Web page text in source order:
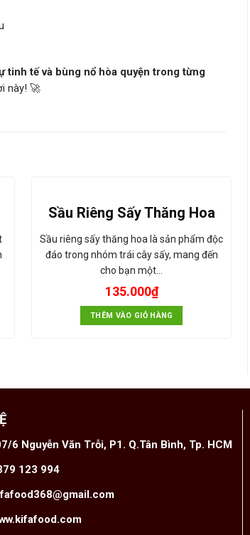
tinh tế và bùng nổ hòa quyện trong từng
này! 🚀
Sầu Riêng Sấy Thăng Hoa
Sầu riêng sấy thăng hoa là sản phẩm độc
đáo trong nhóm trái cây sấy, mang đến
cho bạn một…
135.000₫
THÊM VÀO GIỎ HÀNG
6 Nguyễn Văn Trỗi, P1. Q.Tân Bình, Tp. HCM
123 994